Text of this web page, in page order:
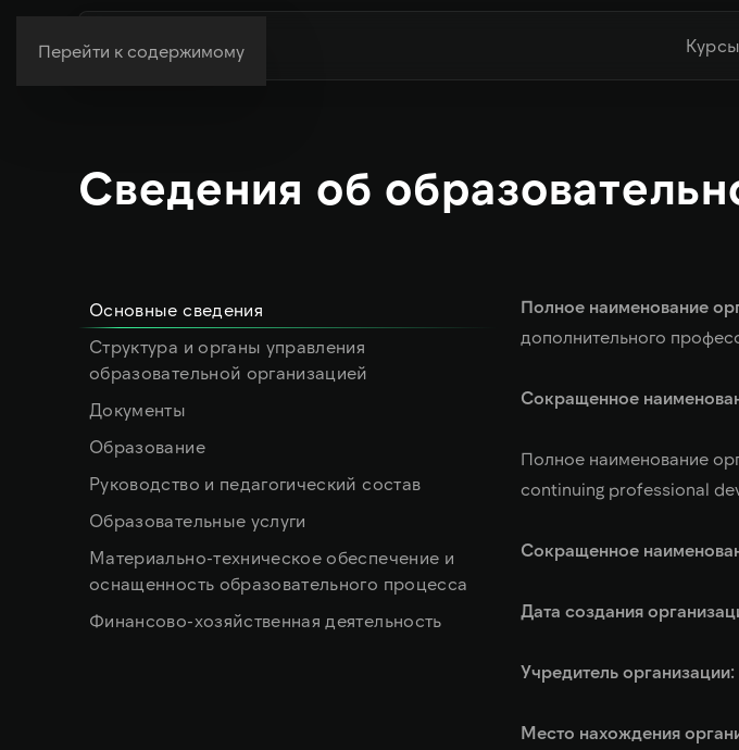
Перейти к содержимому Курсы
Сведения об
Основные сведения
Структура и органы управления
образовательной организацией
Документы
Образование
Руководство и педагогический состав
Образовательные услуги
Материально-техническое обеспечение и
оснащенность образовательного процесса
Финансово-хозяйственная деятельность
Полное наименование
дополнительного
Сокращенное
Полное наименование
continuing professional
Сокращенное
Дата создания
Учредитель организации:
Место нахождения